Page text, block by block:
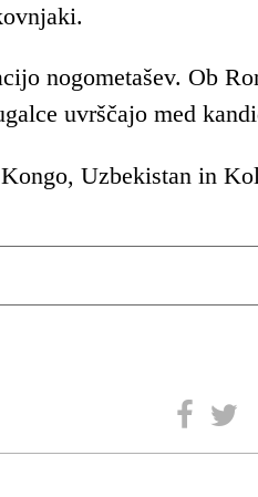
nogometašev. Ob
uvrščajo med
Uzbekistan in